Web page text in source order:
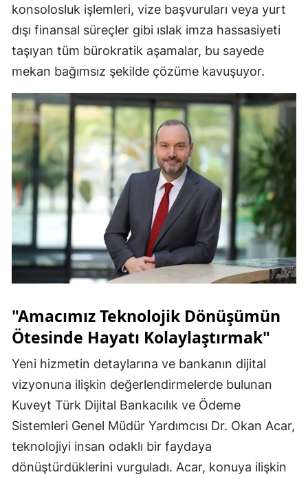
konsolosluk işlemleri, vize başvuruları veya yurt
dışı finansal süreçler gibi ıslak imza hassasiyeti
taşıyan tüm bürokratik aşamalar, bu sayede
mekan bağımsız şekilde çözüme kavuşuyor.
"Amacımız Teknolojik Dönüşümün
Ötesinde Hayatı Kolaylaştırmak"
Yeni hizmetin detaylarına ve bankanın dijital
vizyonuna ilişkin değerlendirmelerde bulunan
Kuveyt Türk Dijital Bankacılık ve Ödeme
Sistemleri Genel Müdür Yardımcısı Dr. Okan Acar,
teknolojiyi insan odaklı bir faydaya
dönüştürdüklerini vurguladı. Acar, konuya ilişkin